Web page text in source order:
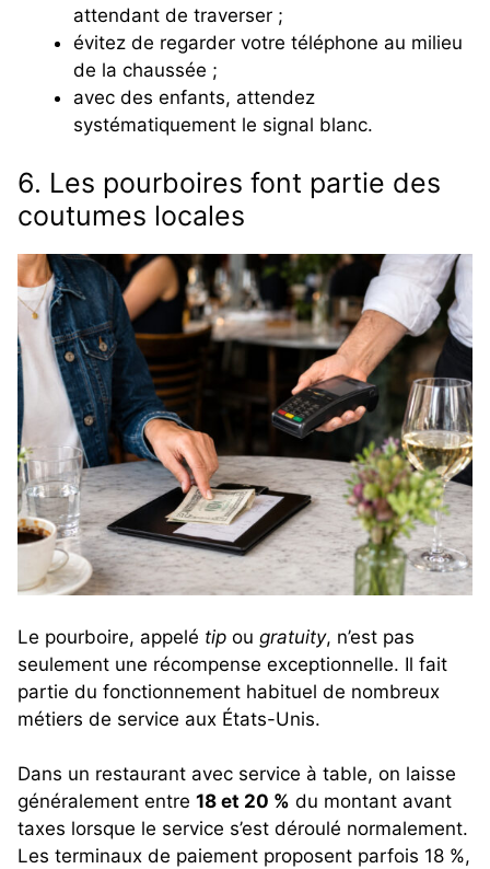
attendant de traverser ;
évitez de regarder votre téléphone au milieu
de la chaussée ;
avec des enfants, attendez
systématiquement le signal blanc.
6. Les pourboires font partie des
coutumes locales
Le pourboire, appelé tip ou gratuity, n’est pas
seulement une récompense exceptionnelle. Il fait
partie du fonctionnement habituel de nombreux
métiers de service aux États-Unis.
Dans un restaurant avec service à table, on laisse
généralement entre 18 et 20 % du montant avant
taxes lorsque le service s’est déroulé normalement.
Les terminaux de paiement proposent parfois 18 %,